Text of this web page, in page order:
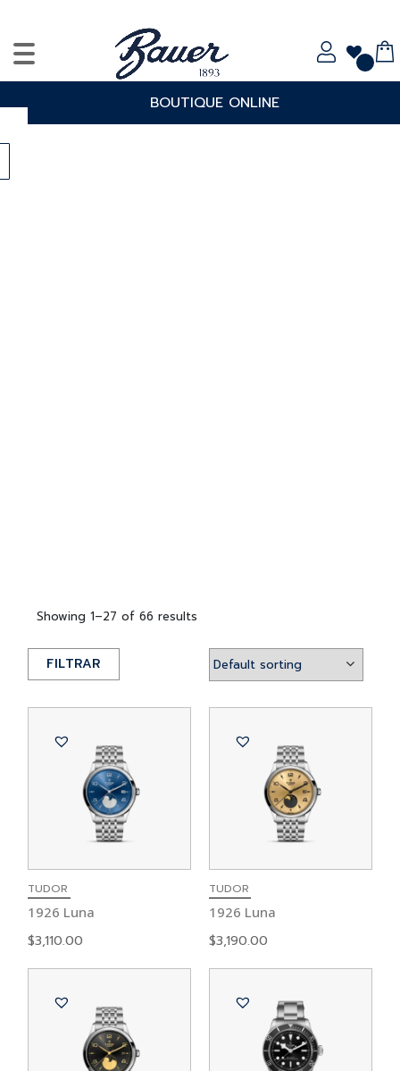
BOUTIQUE ONLINE
Showing 1–27 of 66 results
FILTRAR
TUDOR
1926 Luna
$3,110.00
TUDOR
1926 Luna
$3,190.00